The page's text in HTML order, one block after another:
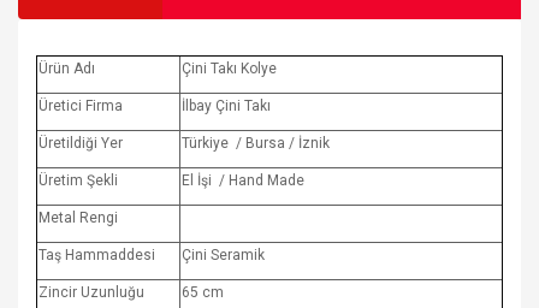
Ürün Adı Çini Takı Kolye
Üretici Firma İlbay Çini Takı
Üretildiği Yer Türkiye / Bursa / İznik
Üretim Şekli El İşi / Hand Made
Metal Rengi
Taş Hammaddesi Çini Seramik
Zincir Uzunluğu 65 cm